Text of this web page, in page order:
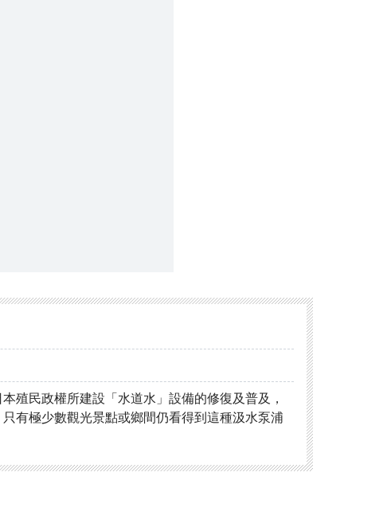
殖民政權所建設「水道水」設備的修復及普及，
有極少數觀光景點或鄉間仍看得到這種汲水泵浦